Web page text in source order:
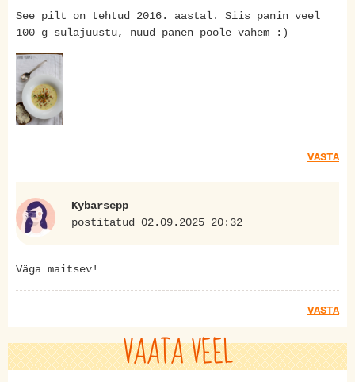
See pilt on tehtud 2016. aastal. Siis panin veel
100 g sulajuustu, nüüd panen poole vähem :)
VASTA
Kybarsepp
postitatud 02.09.2025 20:32
Väga maitsev!
VASTA
VAATA VEEL